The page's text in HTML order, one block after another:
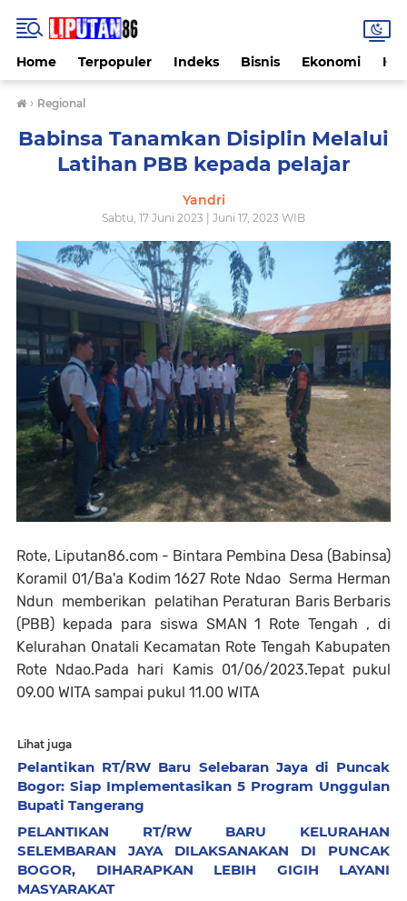
Home Terpopuler Indeks Bisnis Ekonomi
› Regional
Babinsa Tanamkan Disiplin Melalui
Latihan PBB kepada pelajar
Yandri
Sabtu, 17 Juni 2023 | Juni 17, 2023 WIB
Rote, Liputan86.com - Bintara Pembina Desa (Babinsa)
Koramil 01/Ba'a Kodim 1627 Rote Ndao Serma Herman
Ndun memberikan pelatihan Peraturan Baris Berbaris
(PBB) kepada para siswa SMAN 1 Rote Tengah , di
Kelurahan Onatali Kecamatan Rote Tengah Kabupaten
Rote Ndao.Pada hari Kamis 01/06/2023.Tepat pukul
09.00 WITA sampai pukul 11.00 WITA
Lihat juga
Pelantikan RT/RW Baru Selebaran Jaya di Puncak
Bogor: Siap Implementasikan 5 Program Unggulan
Bupati Tangerang
PELANTIKAN RT/RW BARU KELURAHAN
SELEMBARAN JAYA DILAKSANAKAN DI PUNCAK
BOGOR, DIHARAPKAN LEBIH GIGIH LAYANI
MASYARAKAT